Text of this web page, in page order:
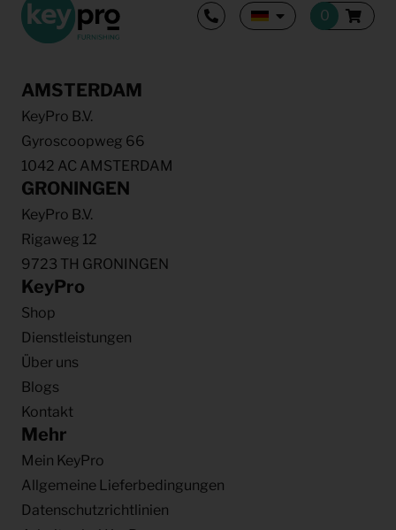
AMSTERDAM
KeyPro B.V.
Gyroscoopweg 66
1042 AC AMSTERDAM
GRONINGEN
KeyPro B.V.
Rigaweg 12
9723 TH GRONINGEN
KeyPro
Shop
Dienstleistungen
Über uns
Blogs
Kontakt
Mehr
Mein KeyPro
Allgemeine Lieferbedingungen
Datenschutzrichtlinien